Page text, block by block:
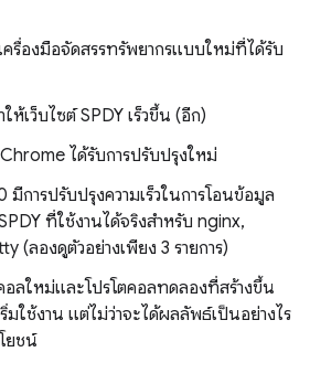
รื่องมือจัดสรรทรัพยากรแบบใหม่ที่ได้รับ
เว็บไซต์ SPDY เร็วขึ้น (อีก)
ได้รับการปรับปรุงใหม่
มีการปรับปรุงความเร็วในการโอนข้อมูล
ที่ใช้งานได้จริงสำหรับ nginx,
(ลองดูตัวอย่างเพียง 3 รายการ)
อลใหม่และโปรโตคอลทดลองที่สร้างขึ้น
ริ่มใช้งาน แต่ไม่ว่าจะได้ผลลัพธ์เป็นอย่างไร
ยชน์